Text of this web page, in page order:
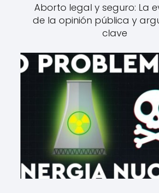
Aborto legal y seguro: La
de la opinión pública y
clave